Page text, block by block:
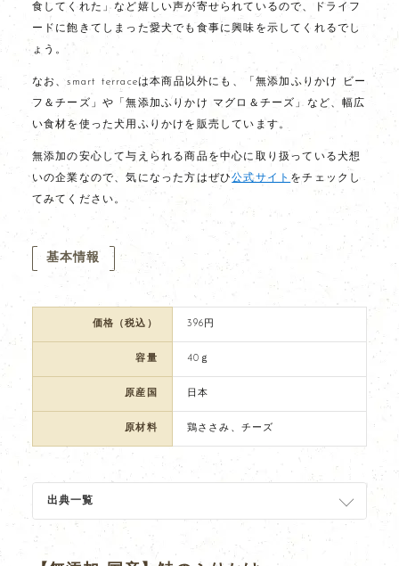
食してくれた」など嬉しい声が寄せられているので、ドライフ
ードに飽きてしまった愛犬でも食事に興味を示してくれるでし
ょう。
なお、smart terraceは本商品以外にも、「無添加ふりかけ ビー
フ＆チーズ」や「無添加ふりかけ マグロ＆チーズ」など、幅広
い食材を使った犬用ふりかけを販売しています。
無添加の安心して与えられる商品を中心に取り扱っている犬想
いの企業なので、気になった方はぜひ公式サイト をチェックし
てみてください。
基本情報
価格（税込） 396円
容量 40ｇ
原産国 日本
原材料 鶏ささみ、チーズ
出典一覧